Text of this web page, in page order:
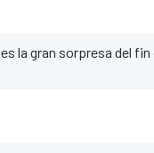
la gran sorpresa del fin